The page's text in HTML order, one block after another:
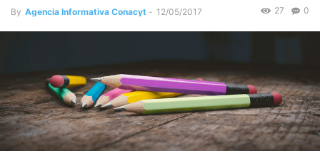
By Agencia Informativa Conacyt - 12/05/2017 0
27